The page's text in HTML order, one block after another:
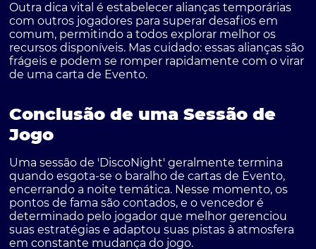
Outra dica vital é estabelecer alianças temporárias
com outros jogadores para superar desafios em
comum, permitindo a todos explorar melhor os
recursos disponíveis. Mas cuidado: essas alianças são
frágeis e podem se romper rapidamente com o virar
de uma carta de Evento.
Conclusão de uma Sessão de
Jogo
Uma sessão de 'DiscoNight' geralmente termina
quando esgota-se o baralho de cartas de Evento,
encerrando a noite temática. Nesse momento, os
pontos de fama são contados, e o vencedor é
determinado pelo jogador que melhor gerenciou
suas estratégias e adaptou suas pistas à atmosfera
em constante mudança do jogo.